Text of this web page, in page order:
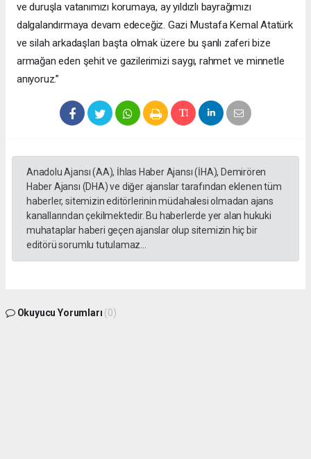
ve duruşla vatanımızı korumaya, ay yıldızlı bayrağımızı
dalgalandırmaya devam edeceğiz. Gazi Mustafa Kemal Atatürk
ve silah arkadaşları başta olmak üzere bu şanlı zaferi bize
armağan eden şehit ve gazilerimizi saygı, rahmet ve minnetle
anıyoruz.”
Anadolu Ajansı (AA), İhlas Haber Ajansı (İHA), Demirören
Haber Ajansı (DHA) ve diğer ajanslar tarafından eklenen tüm
haberler, sitemizin editörlerinin müdahalesi olmadan ajans
kanallarından çekilmektedir. Bu haberlerde yer alan hukuki
muhataplar haberi geçen ajanslar olup sitemizin hiç bir
editörü sorumlu tutulamaz...
Okuyucu Yorumları (0)